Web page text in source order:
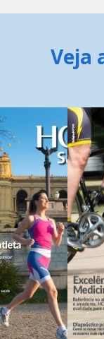
Veja